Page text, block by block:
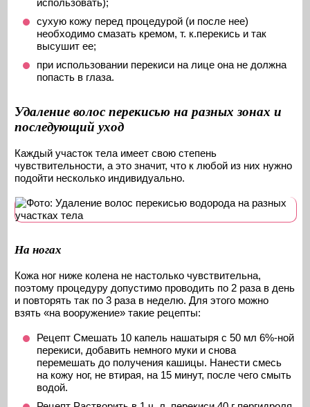
использовать);
сухую кожу перед процедурой (и после нее)
необходимо смазать кремом, т. к.перекись и так
высушит ее;
при использовании перекиси на лице она не должна
попасть в глаза.
Удаление волос перекисью на разных зонах и
последующий уход
Каждый участок тела имеет свою степень
чувствительности, а это значит, что к любой из них нужно
подойти несколько индивидуально.
На ногах
Кожа ног ниже колена не настолько чувствительна,
поэтому процедуру допустимо проводить по 2 раза в день
и повторять так по 3 раза в неделю. Для этого можно
взять «на вооружение» такие рецепты:
Рецепт Смешать 10 капель нашатыря с 50 мл 6%-ной
перекиси, добавить немного муки и снова
перемешать до получения кашицы. Нанести смесь
на кожу ног, не втирая, на 15 минут, после чего смыть
водой.